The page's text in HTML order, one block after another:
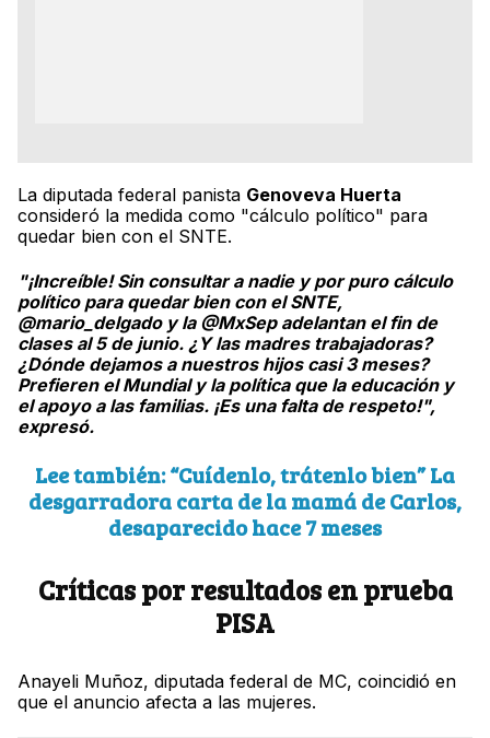
La diputada federal panista Genoveva Huerta
consideró la medida como "cálculo político" para
quedar bien con el SNTE.
"¡Increíble! Sin consultar a nadie y por puro cálculo
político para quedar bien con el SNTE,
@mario_delgado y la @MxSep adelantan el fin de
clases al 5 de junio. ¿Y las madres trabajadoras?
¿Dónde dejamos a nuestros hijos casi 3 meses?
Prefieren el Mundial y la política que la educación y
el apoyo a las familias. ¡Es una falta de respeto!",
expresó.
Lee también:“Cuídenlo, trátenlo bien” La
desgarradora carta de la mamá de Carlos,
desaparecido hace 7 meses
Críticas por resultados en prueba
PISA
Anayeli Muñoz, diputada federal de MC, coincidió en
que el anuncio afecta a las mujeres.